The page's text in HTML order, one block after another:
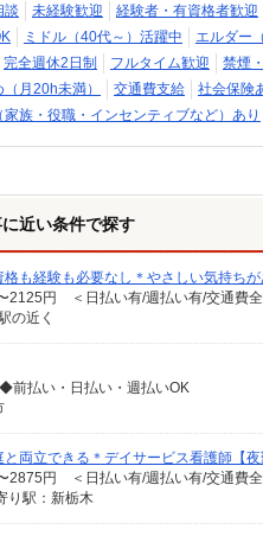
談
未経験歓迎 経験者・有資格者歓迎
ミドル（40代～）活躍中 エルダー
完全週休2日制 フルタイム歓迎 禁煙
月20h未満）
交通費支給 社会保険
家族・役職・インセンティブなど）あり
近い条件で探す
格も経験も必要なし＊やさしい気持ち
2125円 ＜日払い有/週払い有/交通費全
の近く
前払い・日払い・週払いOK
両立できる＊デイサービス看護師【夜
2875円 ＜日払い有/週払い有/交通費全
り駅：新栃木